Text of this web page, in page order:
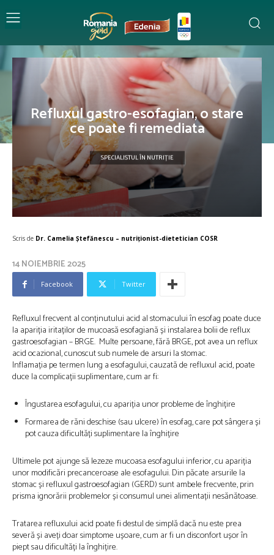
Refluxul gastro-esofagian, o stare
ce poate fi remediata
SPECIALISTUL ÎN NUTRIȚIE
Scris de Dr. Camelia Ștefănescu – nutriţionist-dietetician COSR
14 NOIEMBRIE 2025
Facebook Twitter
Refluxul frecvent al conținutului acid al stomacului în esofag poate duce
la apariția iritaților de mucoasă esofagiană și instalarea bolii de reflux
gastroesofagian – BRGE. Multe persoane, fără BRGE, pot avea un reflux
acid ocazional, cunoscut sub numele de arsuri la stomac.
Inflamația pe termen lung a esofagului, cauzată de refluxul acid, poate
duce la complicații suplimentare, cum ar fi:
Îngustarea esofagului, cu apariția unor probleme de înghițire
Formarea de răni deschise (sau ulcere) în esofag, care pot sângera și
pot cauza dificultăți suplimentare la înghițire
Ultimele pot ajunge să lezeze mucoasa esofagului inferior, cu apariția
unor modificări precanceroase ale esofagului. Din păcate arsurile la
stomac și refluxul gastroesofagian (GERD) sunt ambele frecvente, prin
prisma ignorării problemelor și consumul unei alimentații nesănătoase.
Tratarea refluxului acid poate fi destul de simplă dacă nu este prea
severă și aveți doar simptome ușoare, cum ar fi un disconfort ușor în
piept sau dificultăți la înghițire.